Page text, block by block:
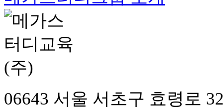
06643 서울 서초구 효령로